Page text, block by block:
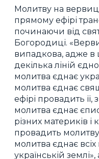
Молитву на
прямому ефірі
починаючи від
Богородиці.
випадкова, адже в
декілька ліній
молитва єднає
молитва єднає
ефірі провадить
молитва єднає
різних материків
провадить
молитва єднає всіх
українській